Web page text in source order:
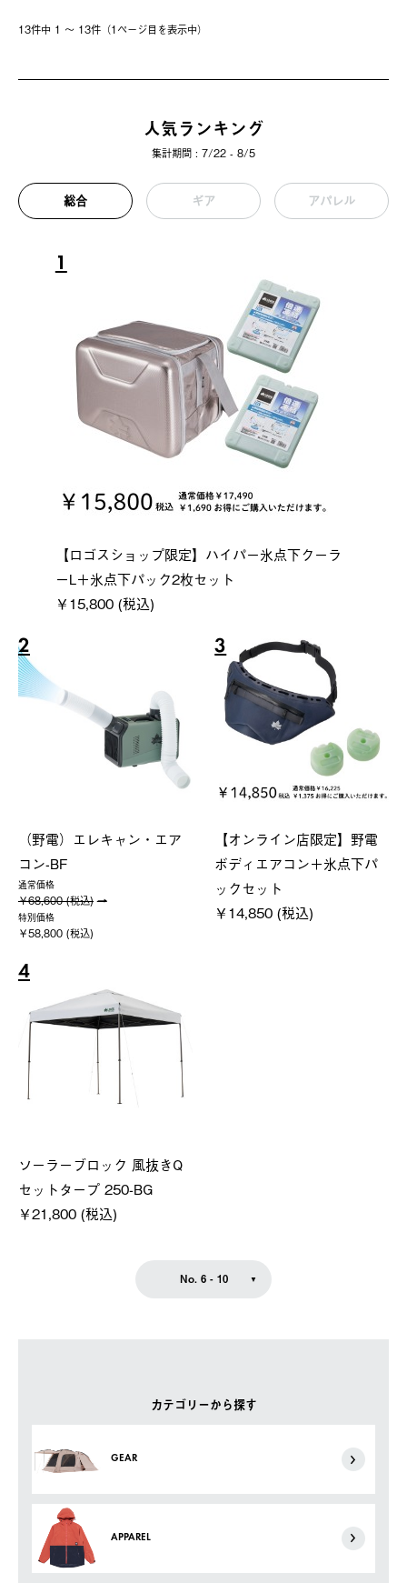
カテゴリーから探す
GEAR
APPAREL
13件中 1 〜 13件（1ページ⽬を表⽰中）
人気ランキング
集計期間 : 7/22 - 8/5
総合 ギア アパレル
1
【ロゴスショップ限定】ハイパー氷点下クーラ
ーL＋氷点下パック2枚セット
￥15,800 (税込)
2
（野電）エレキャン・エア
コン-BF
通常価格
￥68,600 (税込)
特別価格
￥58,800 (税込)
3
【オンライン店限定】野電
ボディエアコン＋氷点下パ
ックセット
￥14,850 (税込)
4
ソーラーブロック 風抜きQ
セットタープ 250-BG
￥21,800 (税込)
No. 6 - 10